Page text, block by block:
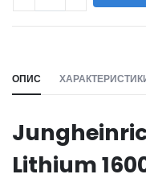
ОПИС
Lithium